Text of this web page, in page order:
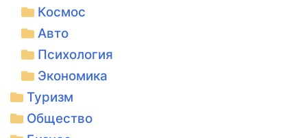
Космос
Авто
Психология
Экономика
Туризм
Общество